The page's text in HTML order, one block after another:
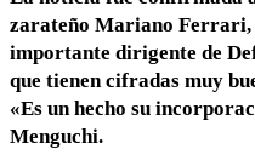
zarateño Mariano Ferrari,
importante dirigente de
que tienen cifradas muy
«Es un hecho su
Menguchi.